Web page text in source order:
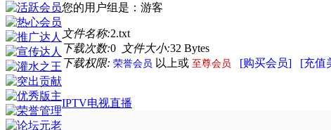
您的用户组是：游客
文件名称:2.txt
下载次数:0 文件大小:32 Bytes
下载权限: 荣誉会员 以上或 至尊会员 [购买会员] [充值
IPTV电视直播